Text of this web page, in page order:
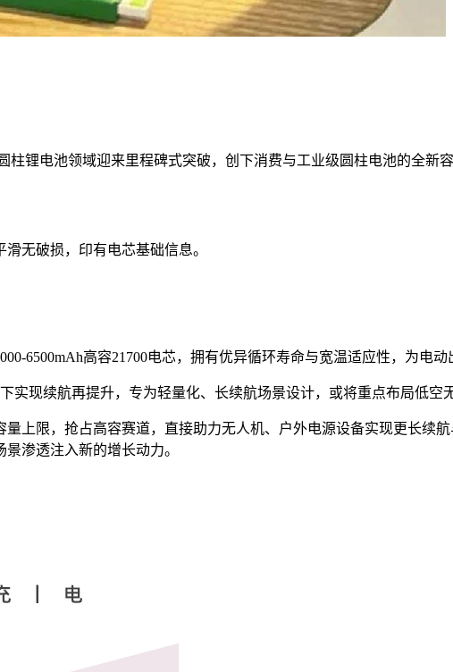
柱锂电池领域迎来里程碑式突破，创下消费与工业级圆柱电池的全新
无破损，印有电芯基础信息。
6500mAh高容21700电芯，拥有优异循环寿命与宽温适应性，为电
实现续航再提升，专为轻量化、长续航场景设计，或将重点布局低空
上限，抢占高容赛道，直接助力无人机、户外电源设备实现更长续
渗透注入新的增长动力。